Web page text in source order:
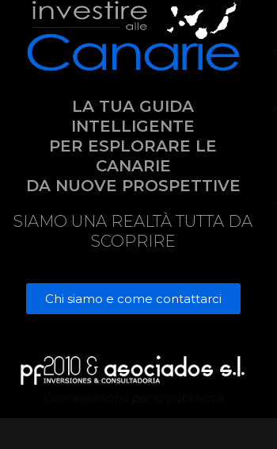
LA TUA GUIDA
INTELLIGENTE
PER ESPLORARE LE
CANARIE
DA NUOVE PROSPETTIVE
SIAMO UNA REALTÀ TUTTA DA
SCOPRIRE
Chi siamo e come contattarci